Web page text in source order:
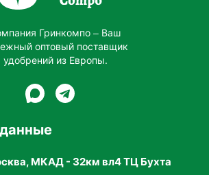
настороженности у других
Гринкомпо – Ваш
оптовый поставщик
удобрений из Европы.
МКАД - 32км вл4 ТЦ Бухта